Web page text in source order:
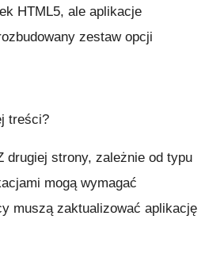
HTML5, ale aplikacje
zestaw opcji
treści?
drugiej strony, zależnie od typu
mogą wymagać
muszą zaktualizować aplikację